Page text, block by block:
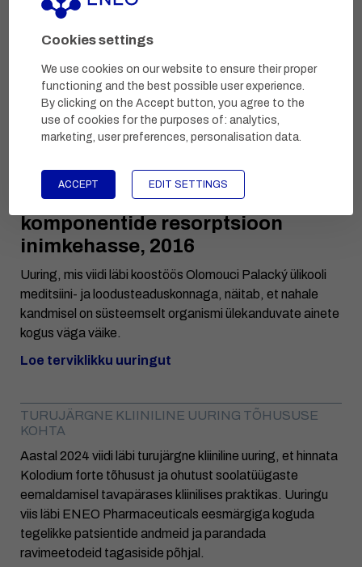
Cookies settings
We use cookies on our website to ensure their proper
functioning and the best possible user experience.
By clicking on the Accept button, you agree to the
use of cookies for the purposes of:analytics,
marketing, user preferences, personalisation data.
ACCEPT EDIT SETTINGS
originaalpakendis. Pärast kasutamist sulgeda tihedalt ja
hoida püstises asendis.
Säilib: 18 kuud
PROFESSIONAALSED UURINGUD
Kolodium forte taimsete
komponentide resorptsioon
inimkehasse, 2016
Uuring, mis viidi läbi koostöös Olomouci Palacký ülikooli
meditsiini- ja loodusteaduskonnaga, näitab, et nahale
kandmisel on süsteemselt organismi ülekanduvate ainete
kogus väga väike.
Loe terviklikku uuringut
TURUJÄRGNE KLIINILINE UURING TÕHUSUSE
KOHTA
Aastal 2024 viidi läbi turujärgne kliiniline uuring, et hinnata
Kolodium forte tõhusust ja ohutust soolatüügaste
eemaldamisel tavapärases kliinilises praktikas. Uuringu
viis läbi ENEO Pharmaceuticals eesmärgiga koguda
tegelikke patsientide andmeid ja parandada
ravimeetodeid tagasiside põhjal.